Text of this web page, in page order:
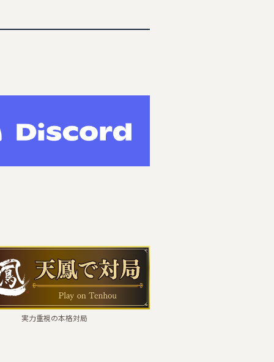
実力重視の本格対局